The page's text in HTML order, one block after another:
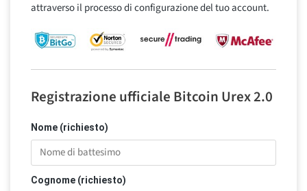
attraverso il processo di configurazione del tuo account.
Registrazione ufficiale Bitcoin Urex 2.0
Nome (richiesto)
Cognome (richiesto)